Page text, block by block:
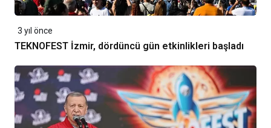
3 yıl önce
TEKNOFEST İzmir, dördüncü gün etkinlikleri başladı